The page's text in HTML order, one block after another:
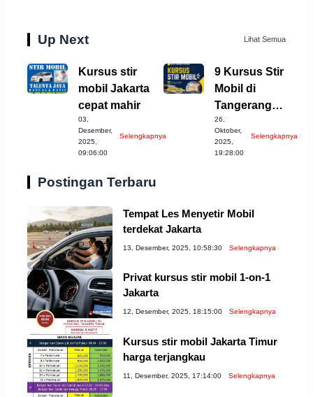
Up Next Lihat Semua
Kursus stir
mobil Jakarta
cepat mahir
03,
Desember,
2025,
09:06:00
Selengkapnya
9 Kursus Stir
Mobil di
Tangerang
Selatan yang
Wajib Anda
Coba!
26,
Oktober,
2025,
19:28:00
Selengkapnya
Postingan Terbaru
Tempat Les Menyetir Mobil
terdekat Jakarta
13, Desember, 2025, 10:58:30 Selengkapnya
Privat kursus stir mobil 1-on-1
Jakarta
12, Desember, 2025, 18:15:00 Selengkapnya
Kursus stir mobil Jakarta Timur
harga terjangkau
11, Desember, 2025, 17:14:00 Selengkapnya